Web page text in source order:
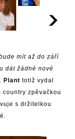
mít až do září
dát žádné nové
Plant totiž vydal
country zpěvačkou
s držitelkou